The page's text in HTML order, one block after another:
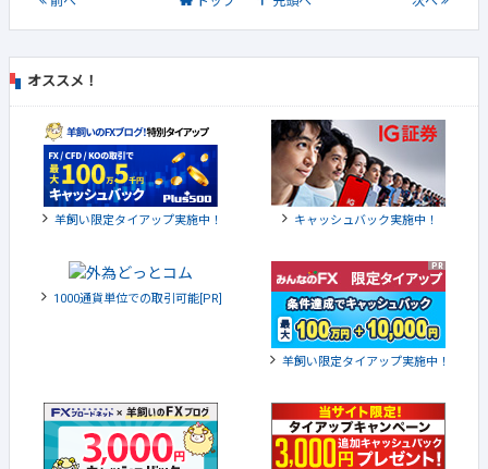
オススメ！
羊飼い限定タイアップ実施中！ キャッシュバック実施中！
1000通貨単位での取引可能[PR]
羊飼い限定タイアップ実施中！